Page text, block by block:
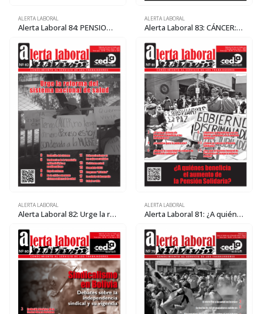
ALERTA LABORAL
Alerta Laboral 84: PENSIONES: revertir su privatización, un desafío
ALERTA LABORAL
Alerta Laboral 83: CÁNCER: Realidades y Promesas
ALERTA LABORAL
Alerta Laboral 82: Urge la reforma del sistema nacional de salud
ALERTA LABORAL
Alerta Laboral 81: ¿A quiénes beneficia el aumento de la Pensión Solidaria?